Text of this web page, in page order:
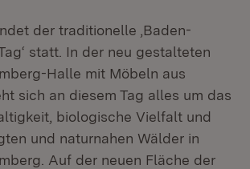
der traditionelle ‚Baden-
statt. In der neu gestalteten
Halle mit Möbeln aus
sich an diesem Tag alles um das
biologische Vielfalt und
und naturnahen Wälder in
Auf der neuen Fläche der